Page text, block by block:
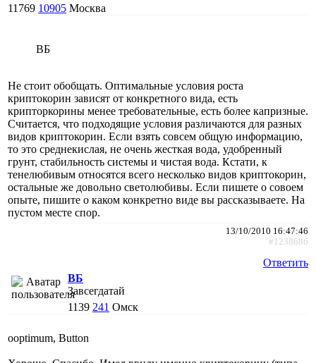
11769 10905 Москва
ВБ
Не стоит обобщать. Оптимальные условия роста
криптокорин зависят от конкретного вида, есть
крипторкорины менее требовательные, есть более капризные.
Считается, что подходящие условия различаются для разных
видов криптокорин. Если взять совсем общую информацию,
то это среднекислая, не очень жесткая вода, удобренный
грунт, стабильность системы и чистая вода. Кстати, к
тенелюбивым относятся всего несколько видов криптокорин,
остальные же довольно светолюбивы. Если пишете о совоем
опыте, пишите о каком конкретно виде вы рассказываете. На
пустом месте спор.
13/10/2010 16:47:46
#1238686
Ответить
ВБ
Завсегдатай
1139 241 Омск
ooptimum, Button